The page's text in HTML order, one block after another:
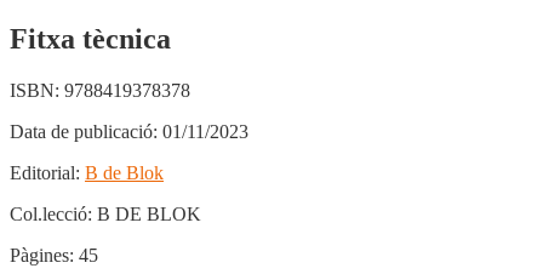
Fitxa tècnica
ISBN: 9788419378378
Data de publicació: 01/11/2023
Editorial: B de Blok
Col.lecció: B DE BLOK
Pàgines: 45